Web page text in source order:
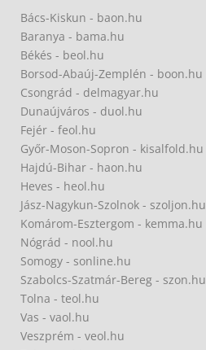
Bács-Kiskun - baon.hu
Baranya - bama.hu
Békés - beol.hu
Borsod-Abaúj-Zemplén - boon.hu
Csongrád - delmagyar.hu
Dunaújváros - duol.hu
Fejér - feol.hu
Győr-Moson-Sopron - kisalfold.hu
Hajdú-Bihar - haon.hu
Heves - heol.hu
Jász-Nagykun-Szolnok - szoljon.hu
Komárom-Esztergom - kemma.hu
Nógrád - nool.hu
Somogy - sonline.hu
Szabolcs-Szatmár-Bereg - szon.hu
Tolna - teol.hu
Vas - vaol.hu
Veszprém - veol.hu